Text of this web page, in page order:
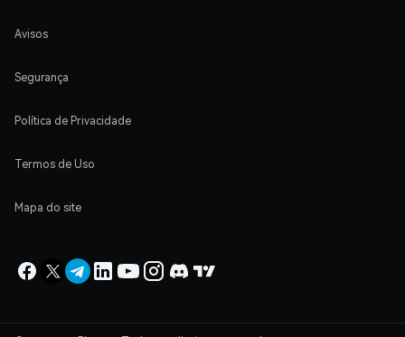
Avisos
Segurança
Política de Privacidade
Termos de Uso
Mapa do site